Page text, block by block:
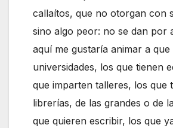
callaítos, que no otorgan con
sino algo peor: no se dan por
aquí me gustaría animar a que
universidades, los que tienen
que imparten talleres, los que
librerías, de las grandes o de
que quieren escribir, los que